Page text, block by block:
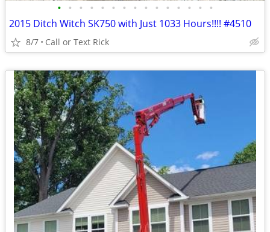
• • • • • • • • • • • • • • •
2015 Ditch Witch SK750 with Just 1033 Hours!!!! #4510
8/7 Call or Text Rick